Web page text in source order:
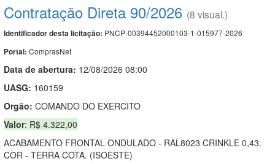
Contratação Direta 90/2026 (8 visual.)
Identificador desta licitação: PNCP-00394452000103-1-015977-2026
Portal: ComprasNet
Data de abertura: 12/08/2026 08:00
UASG: 160159
Orgão: COMANDO DO EXERCITO
Valor: R$ 4.322,00
ACABAMENTO FRONTAL ONDULADO - RAL8023 CRINKLE 0,43.
COR - TERRA COTA. (ISOESTE)